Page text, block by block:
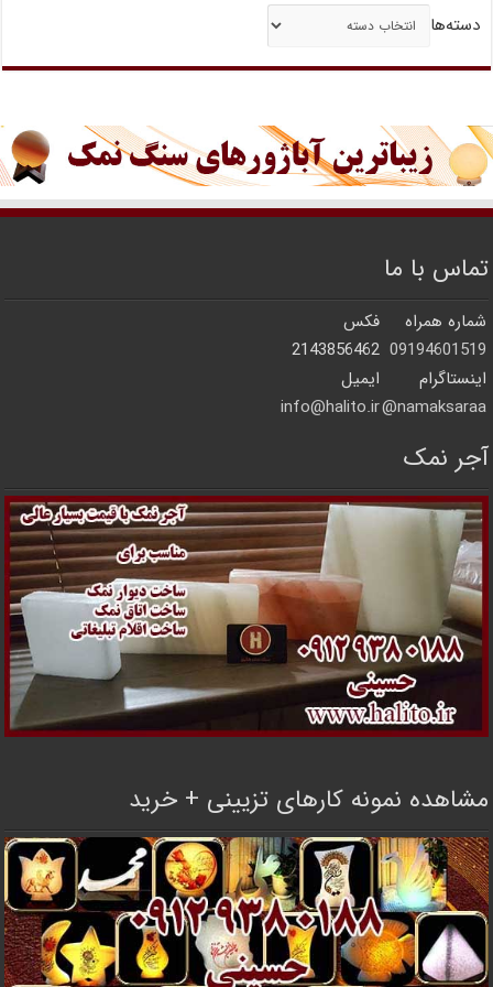
دسته‌ها
تماس با ما
شماره همراه
فکس
09194601519
2143856462
اینستاگرام
ایمیل
namaksaraa@
info@halito.ir
آجر نمک
مشاهده نمونه کارهای تزیینی + خرید